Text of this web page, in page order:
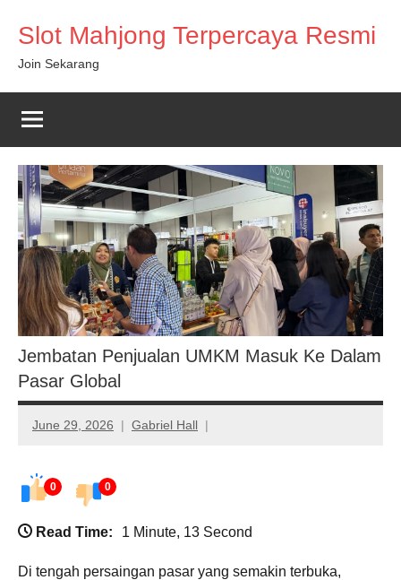
content
Slot Mahjong Terpercaya Resmi
Join Sekarang
Jembatan Penjualan UMKM Masuk Ke Dalam
Pasar Global
June 29, 2026 Gabriel Hall
0 0
Read Time: 1 Minute, 13 Second
Di tengah persaingan pasar yang semakin terbuka,